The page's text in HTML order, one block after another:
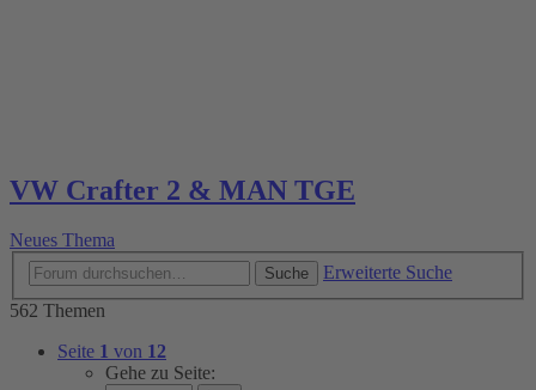
VW Crafter 2 & MAN TGE
Neues Thema
Suche
Erweiterte Suche
562 Themen
Seite 1 von 12
Gehe zu Seite: